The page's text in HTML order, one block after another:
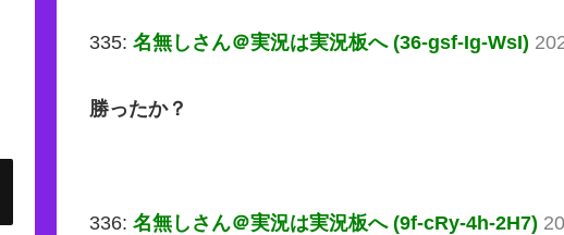
335: 名無しさん＠実況は実況板へ (36-gsf-Ig-WsI)
勝ったか？
336: 名無しさん＠実況は実況板へ (9f-cRy-4h-2H7)